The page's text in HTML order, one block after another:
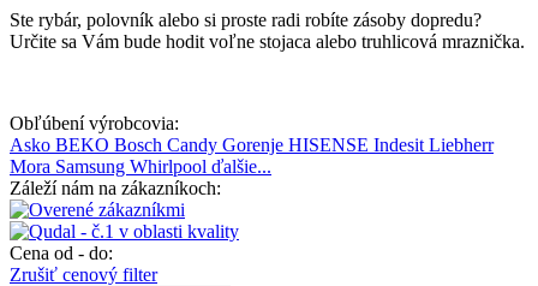
Ste rybár, polovník alebo si proste radi robíte zásoby dopredu?
Určite sa Vám bude hodit voľne stojaca alebo truhlicová mraznička.
Obľúbení výrobcovia:
Asko BEKO Bosch Candy Gorenje HISENSE Indesit Liebherr
Mora Samsung Whirlpool ďalšie...
Záleží nám na zákazníkoch:
Cena od - do:
Zrušiť cenový filter